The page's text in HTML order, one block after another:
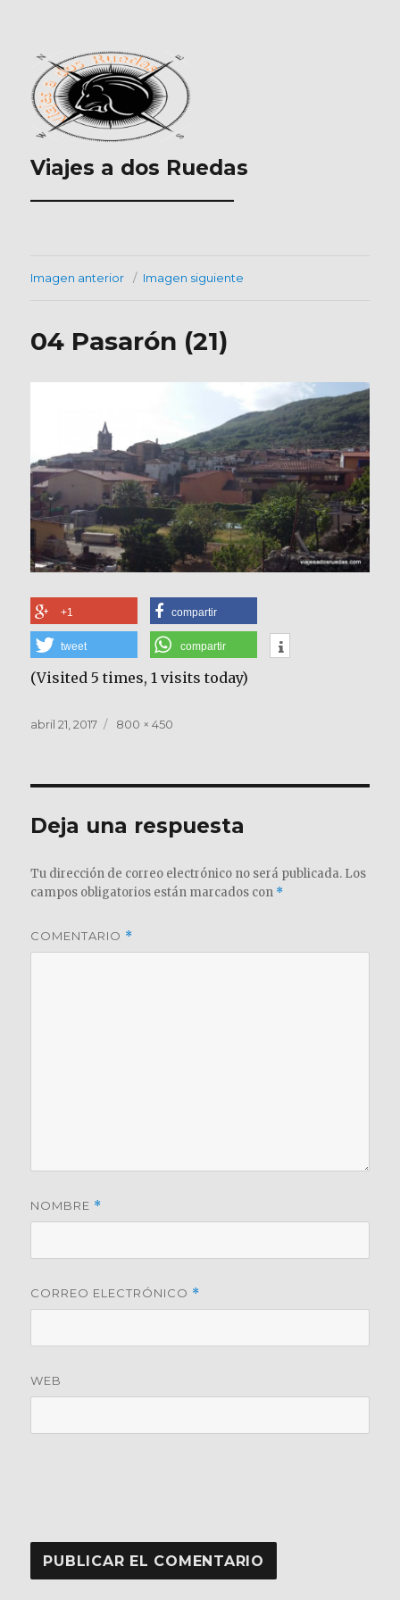
Viajes a dos Ruedas
___________________
Imagen anterior Imagen siguiente
04 Pasarón (21)
+1 compartir
tweet compartir
(Visited 5 times, 1 visits today)
Publicado
abril 21, 2017
Tamaño
800 × 450
Deja una respuesta
Tu dirección de correo electrónico no será publicada. Los
campos obligatorios están marcados con *
COMENTARIO *
NOMBRE *
CORREO ELECTRÓNICO *
WEB